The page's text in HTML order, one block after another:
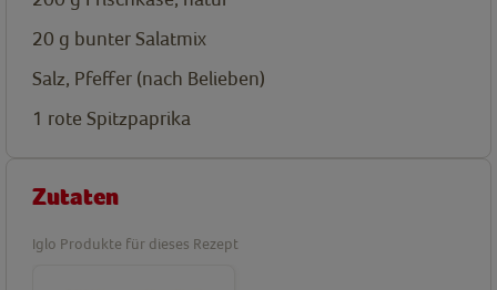
20 g bunter Salatmix
Salz, Pfeffer (nach Belieben)
1 rote Spitzpaprika
Zutaten
Iglo Produkte für dieses Rezept